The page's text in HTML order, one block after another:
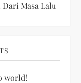
Masa Lalu
world!